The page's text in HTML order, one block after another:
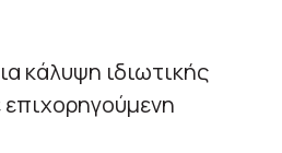
κάλυψη ιδιωτικής